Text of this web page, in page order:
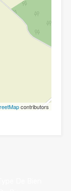
contributors